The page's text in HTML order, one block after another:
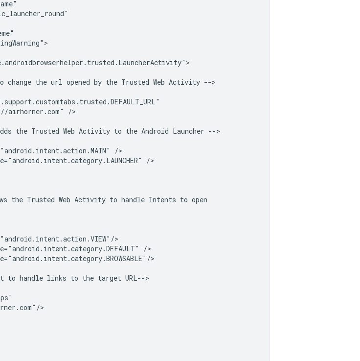
change the url opened by the Trusted Web Activity
airhorner.com"
/>
the Trusted Web Activity to the Android Launcher
the Trusted Web Activity to handle Intents to
>
to handle links to the target